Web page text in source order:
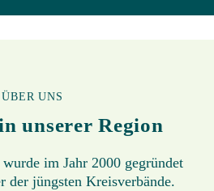
ÜBER UNS
unserer Region
im Jahr 2000 gegründet
der jüngsten Kreisverbände.